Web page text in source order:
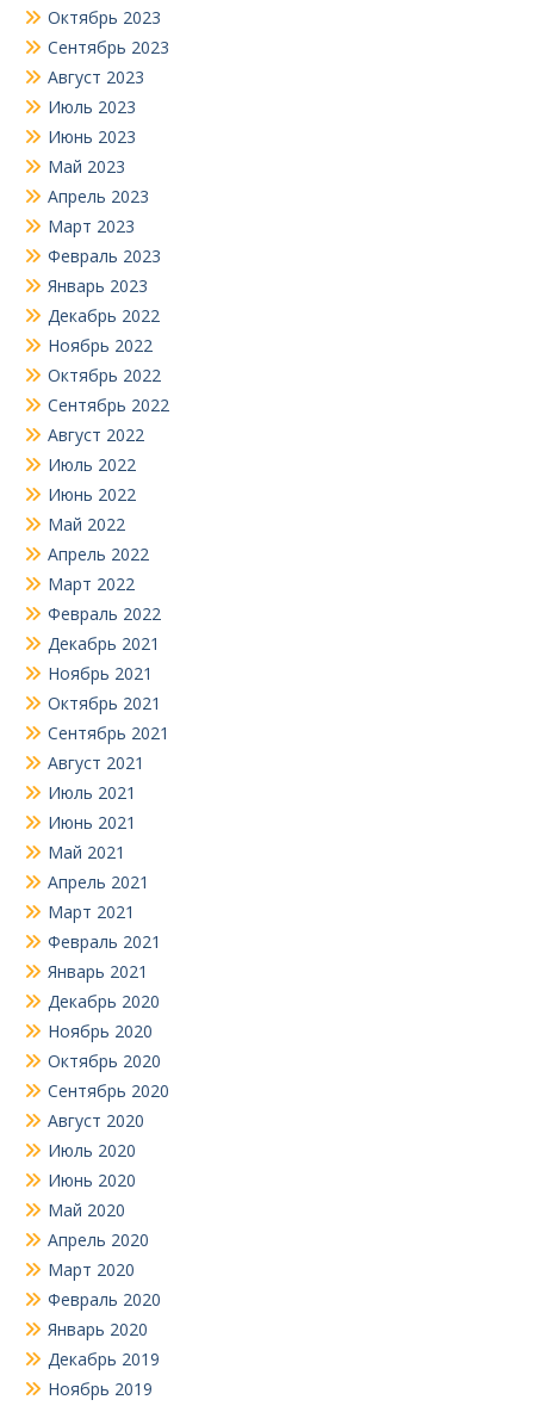
Октябрь 2023
Сентябрь 2023
Август 2023
Июль 2023
Июнь 2023
Май 2023
Апрель 2023
Март 2023
Февраль 2023
Январь 2023
Декабрь 2022
Ноябрь 2022
Октябрь 2022
Сентябрь 2022
Август 2022
Июль 2022
Июнь 2022
Май 2022
Апрель 2022
Март 2022
Февраль 2022
Декабрь 2021
Ноябрь 2021
Октябрь 2021
Сентябрь 2021
Август 2021
Июль 2021
Июнь 2021
Май 2021
Апрель 2021
Март 2021
Февраль 2021
Январь 2021
Декабрь 2020
Ноябрь 2020
Октябрь 2020
Сентябрь 2020
Август 2020
Июль 2020
Июнь 2020
Май 2020
Апрель 2020
Март 2020
Февраль 2020
Январь 2020
Декабрь 2019
Ноябрь 2019